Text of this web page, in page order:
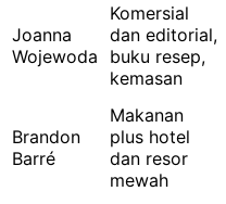
Joanna
Wojewoda
Komersial
dan editorial,
buku resep,
kemasan
Brandon
Barré
Makanan
plus hotel
dan resor
mewah